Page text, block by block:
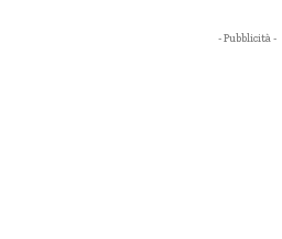
- Pubblicità -